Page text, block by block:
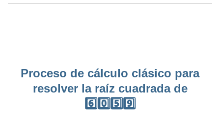
Proceso de cálculo clásico para
resolver la raíz cuadrada de
6️⃣0️⃣5️⃣9️⃣